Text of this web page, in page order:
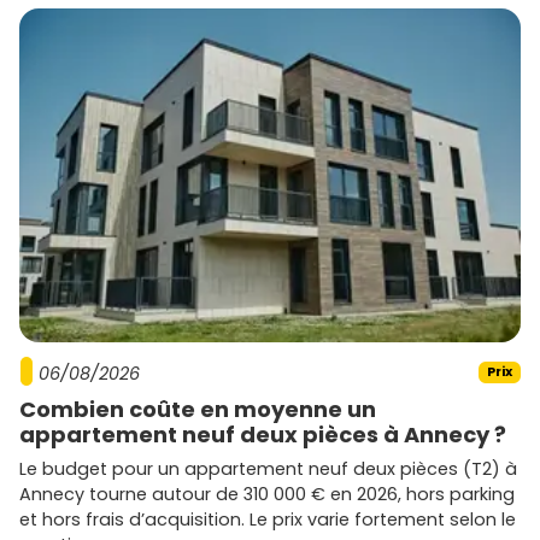
Promoteurs actifs et styles de
programmes
Plusieurs acteurs majeurs développent des programmes
à Saint-Herblain. Voici les principaux :
Bouygues Immobilier: résidences contemporaines
souvent bien situées près des transports et des
services (Atlantis, secteurs tram).
Nexity: gammes variées pour primo-accédants et
investisseurs, avec des typologies optimisées (
T1/T2
efficaces).
Cogedim: finitions soignées et prestations de
standing sur des emplacements recherchés.
Eiffage Immobilier
communs bien pensés, attention au confort d'usage.
Kaufman & Broad: logements performants avec
balcons/terrasses, souvent dans des quartiers en
montée en gamme.
IcadeetVinci Immobilier: programmes
06/08/2026 Prix
Combien coûte en moyenne un
appartement neuf deux pièces à Annecy ?
Le budget pour un appartement neuf deux pièces (T2) à
Annecy tourne autour de 310 000 € en 2026, hors parking
et hors frais d’acquisition. Le prix varie fortement selon le